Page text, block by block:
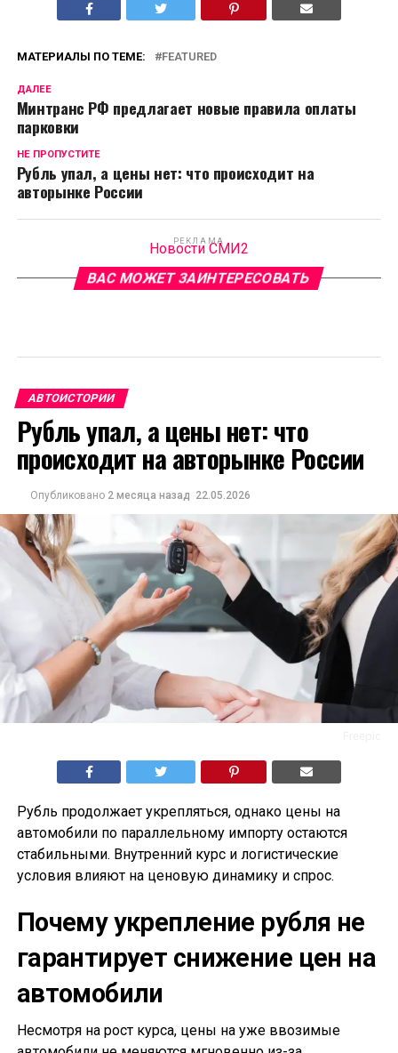
МАТЕРИАЛЫ ПО ТЕМЕ: FEATURED
ДАЛЕЕ
Минтранс РФ предлагает новые правила оплаты
парковки
НЕ ПРОПУСТИТЕ
Рубль упал, а цены нет: что происходит на
авторынке России
РЕКЛАМА
Новости СМИ2
ВАС МОЖЕТ ЗАИНТЕРЕСОВАТЬ
АВТОИСТОРИИ
Рубль упал, а цены нет: что
происходит на авторынке России
Опубликовано 2 месяца назад 22.05.2026
Рубль продолжает укрепляться, однако цены на
автомобили по параллельному импорту остаются
стабильными. Внутренний курс и логистические
условия влияют на ценовую динамику и спрос.
Почему укрепление рубля не
гарантирует снижение цен на
автомобили
Несмотря на рост курса, цены на уже ввозимые